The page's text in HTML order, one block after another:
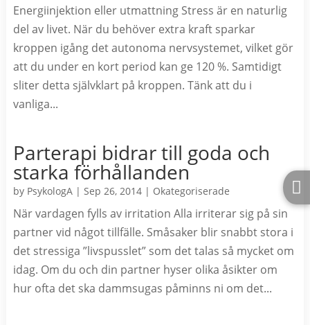
Energiinjektion eller utmattning Stress är en naturlig
del av livet. När du behöver extra kraft sparkar
kroppen igång det autonoma nervsystemet, vilket gör
att du under en kort period kan ge 120 %. Samtidigt
sliter detta självklart på kroppen. Tänk att du i
vanliga...
Parterapi bidrar till goda och
starka förhållanden
by PsykologA| Sep 26, 2014| Okategoriserade
När vardagen fylls av irritation Alla irriterar sig på sin
partner vid något tillfälle. Småsaker blir snabbt stora i
det stressiga ”livspusslet” som det talas så mycket om
idag. Om du och din partner hyser olika åsikter om
hur ofta det ska dammsugas påminns ni om det...
